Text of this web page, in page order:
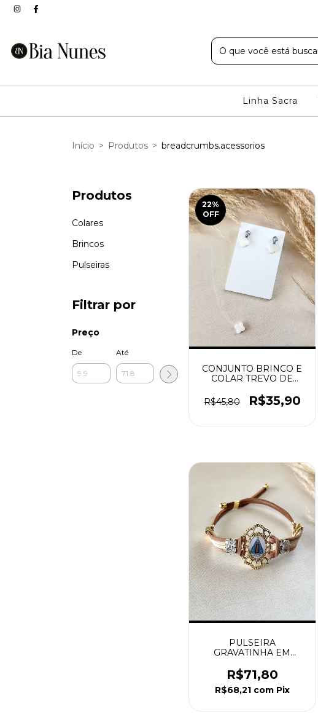
Linha Sacra
Início > Produtos > breadcrumbs.acessorios
Produtos
Colares
Brincos
Pulseiras
Filtrar por
Preço
De Até
22%
OFF
CONJUNTO BRINCO E
COLAR TREVO DE
PRATEADO
R$45,80 R$35,90
PULSEIRA
GRAVATINHA EM
CENTRAL N. SRA.
APARECIDA DOURADO
R$71,80
R$68,21 com Pix